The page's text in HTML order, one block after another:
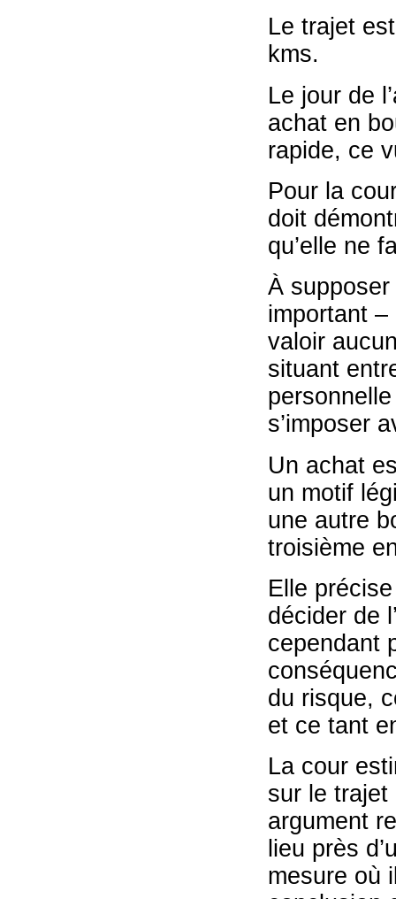
Le trajet
kms.
Le jour de
achat en
rapide, ce
Pour la
doit
qu’elle ne
À
important –
valoir
situant
s’imposer
Un achat
un motif
une autre
troisième
Elle
décider de
cependant
du risque,
et ce tant
La cour
sur le trajet
argument
lieu près
mesure où